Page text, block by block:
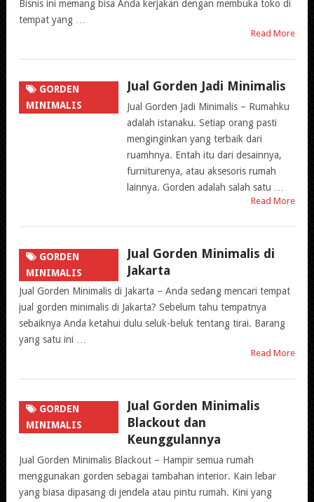
Bisnis ini memang bisa Anda kerjakan dengan membuka toko di
tempat yang …
Read More
GORDEN
MINIMALIS
Jual Gorden Jadi Minimalis
Jual Gorden Jadi Minimalis – Rumahku
adalah istanaku. Setiap orang pasti
menginginkan yang terbaik dari
ruamhnya. Entah itu dari desainnya,
furniturenya, atau aksesoris rumah
lainnya. Gorden adalah salah satu …
Read More
GORDEN
MINIMALIS
Jual Gorden Minimalis di
Jakarta
Jual Gorden Minimalis di Jakarta – Anda sedang mencari tempat
jual gorden minimalis di Jakarta? Sebelum tahu tempatnya
sebaiknya Anda ketahui dulu seluk-beluk tentang tirai. Barang
yang satu ini …
Read More
GORDEN
MINIMALIS
Jual Gorden Minimalis
Blackout dan
Keunggulannya
Jual Gorden Minimalis Blackout – Hampir semua rumah
menggunakan gorden sebagai tambahan interior. Kain lebar
yang biasa dipasang di jendela atau pintu rumah. Kini yang